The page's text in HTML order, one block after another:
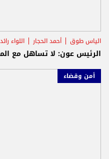
الياس طوق أحمد الحجار اللواء
الرئيس عون: لا تساهل مع
أمن وقضاء